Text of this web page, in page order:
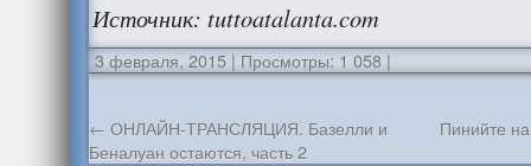
Источник: tuttoatalanta.com
3 февраля, 2015 | Просмотры: 1 058|
← ОНЛАЙН-ТРАНСЛЯЦИЯ. Базелли и
Беналуан остаются, часть 2
Пинийте